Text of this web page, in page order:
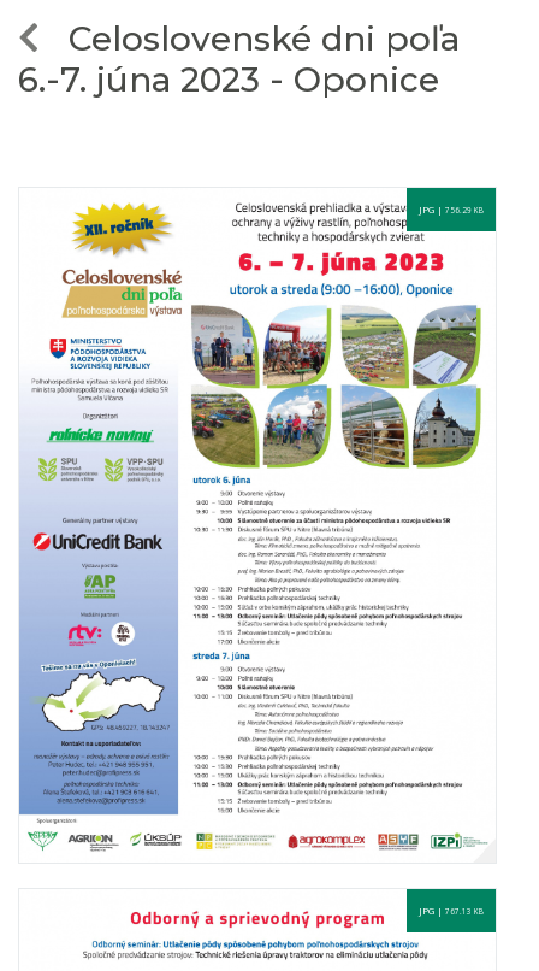
Celoslovenské dni poľa
6.-7. júna 2023 - Oponice
JPG | 756.29 KB
JPG | 767.13 KB